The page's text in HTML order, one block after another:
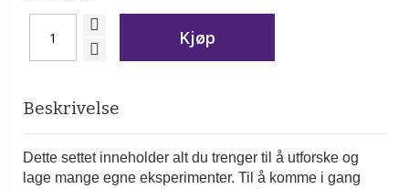
Kjøp
Beskrivelse
Dette settet inneholder alt du trenger til å utforske og
lage mange egne eksperimenter. Til å komme i gang